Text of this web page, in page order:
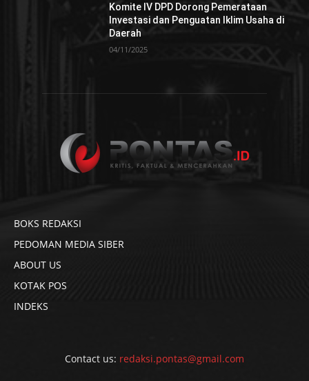
Komite IV DPD Dorong Pemerataan
Investasi dan Penguatan Iklim Usaha di
Daerah
04/11/2025
BOKS REDAKSI
PEDOMAN MEDIA SIBER
ABOUT US
KOTAK POS
INDEKS
Contact us: redaksi.pontas@gmail.com